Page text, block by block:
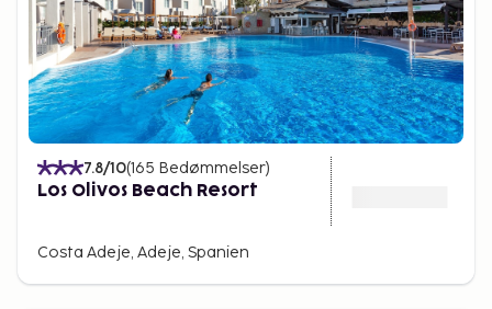
7.8/10(165 Bedømmelser)
Los Olivos Beach Resort
Costa Adeje, Adeje, Spanien